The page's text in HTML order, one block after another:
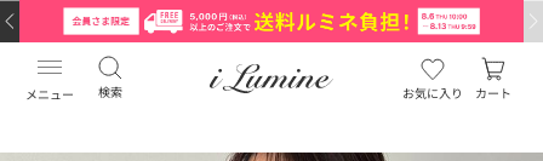
メニュー 検索 お気に入り カート